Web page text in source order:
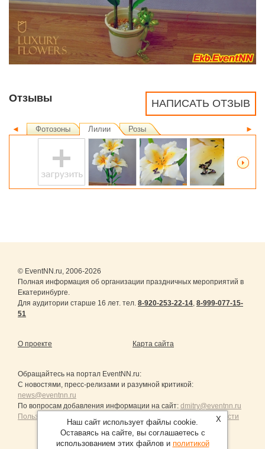
НАПИСАТЬ ОТЗЫВ
Отзывы
◄ ►
Фотозоны Лилии Розы
© EventNN.ru, 2006-2026
Полная информация об организации праздничных мероприятий в
Екатеринбурге.
Для аудитории старше 16 лет. тел. 8-920-253-22-14, 8-999-077-15-
51
О проекте Карта сайта
Обращайтесь на портал EventNN.ru:
С новостями, пресс-релизами и разумной критикой:
news@eventnn.ru
По вопросам добавления информации на сайт: dmitry@eventnn.ru
Пользовательское Соглашение и политика конфиденциальности
X
Наш сайт использует файлы cookie.
Оставаясь на сайте, вы соглашаетесь с
использованием этих файлов и политикой